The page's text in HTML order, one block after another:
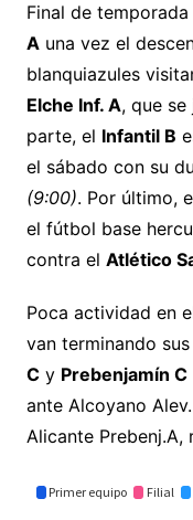
Final de
A una vez el
blanquiazules
Elche Inf. A, que se
parte, el Infantil B
el sábado con su
(9:00). Por último,
el fútbol base
contra el Atlético
Poca actividad en
van terminando
Cy Prebenjamín C
ante Alcoyano
Alicante Prebenj.A,